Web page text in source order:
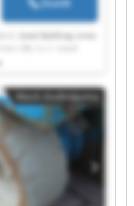
Zvanīt
Used Bottling Lines
Bottling Lines UBL
Lines UBL S.r.l.
Used Bottling Lines
UBL S.r.l. Used
Bottling Lines UBL
S.r.l. Used Bottling
Lines UBL S.r.l.
Used Bottling Lines
UBL S.r.l. Used
Mazā sludinājuma